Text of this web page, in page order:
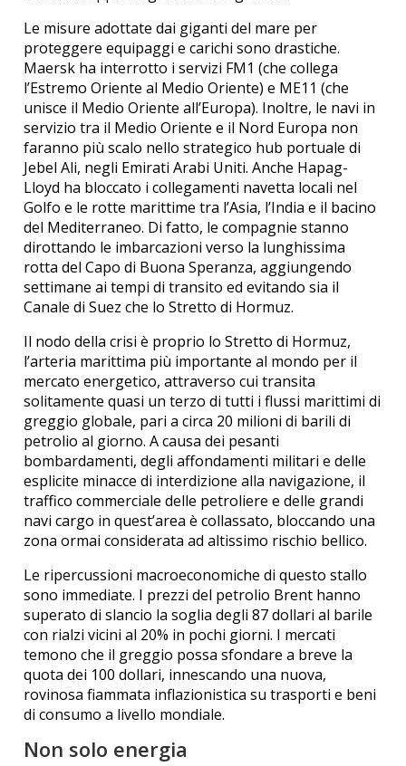
Le misure adottate dai giganti del mare per
proteggere equipaggi e carichi sono drastiche.
Maersk ha interrotto i servizi FM1 (che collega
l’Estremo Oriente al Medio Oriente) e ME11 (che
unisce il Medio Oriente all’Europa). Inoltre, le navi in
servizio tra il Medio Oriente e il Nord Europa non
faranno più scalo nello strategico hub portuale di
Jebel Ali, negli Emirati Arabi Uniti. Anche Hapag-
Lloyd ha bloccato i collegamenti navetta locali nel
Golfo e le rotte marittime tra l’Asia, l’India e il bacino
del Mediterraneo. Di fatto, le compagnie stanno
dirottando le imbarcazioni verso la lunghissima
rotta del Capo di Buona Speranza, aggiungendo
settimane ai tempi di transito ed evitando sia il
Canale di Suez che lo Stretto di Hormuz.
Il nodo della crisi è proprio lo Stretto di Hormuz,
l’arteria marittima più importante al mondo per il
mercato energetico, attraverso cui transita
solitamente quasi un terzo di tutti i flussi marittimi di
greggio globale, pari a circa 20 milioni di barili di
petrolio al giorno. A causa dei pesanti
bombardamenti, degli affondamenti militari e delle
esplicite minacce di interdizione alla navigazione, il
traffico commerciale delle petroliere e delle grandi
navi cargo in quest’area è collassato, bloccando una
zona ormai considerata ad altissimo rischio bellico.
Le ripercussioni macroeconomiche di questo stallo
sono immediate. I prezzi del petrolio Brent hanno
superato di slancio la soglia degli 87 dollari al barile
con rialzi vicini al 20% in pochi giorni. I mercati
temono che il greggio possa sfondare a breve la
quota dei 100 dollari, innescando una nuova,
rovinosa fiammata inflazionistica su trasporti e beni
di consumo a livello mondiale.
Non solo energia